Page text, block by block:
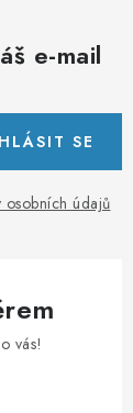
e-mail
údajů
SE
vás!